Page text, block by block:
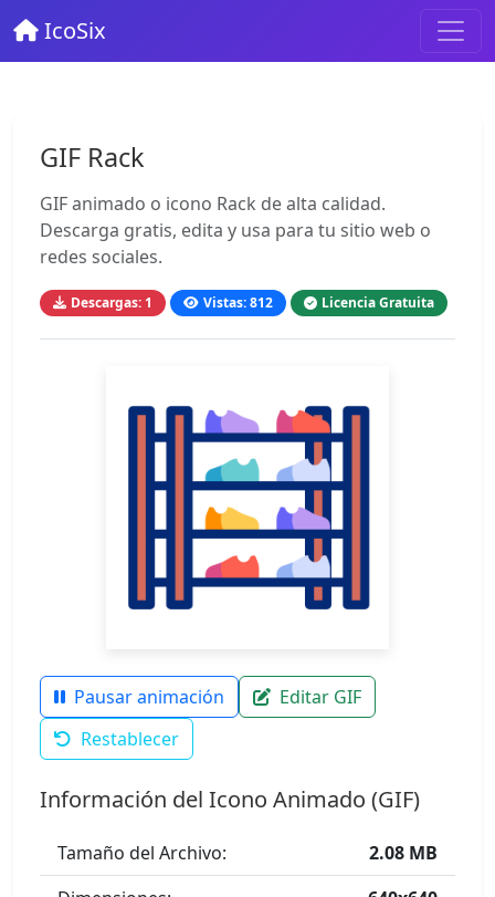
IcoSix
GIF Rack
GIF animado o icono Rack de alta calidad.
Descarga gratis, edita y usa para tu sitio web o
redes sociales.
Descargas: 1 Vistas: 812 Licencia Gratuita
Pausar animación
Editar GIF
Restablecer
Información del Icono Animado (GIF)
Tamaño del Archivo:
2.08 MB